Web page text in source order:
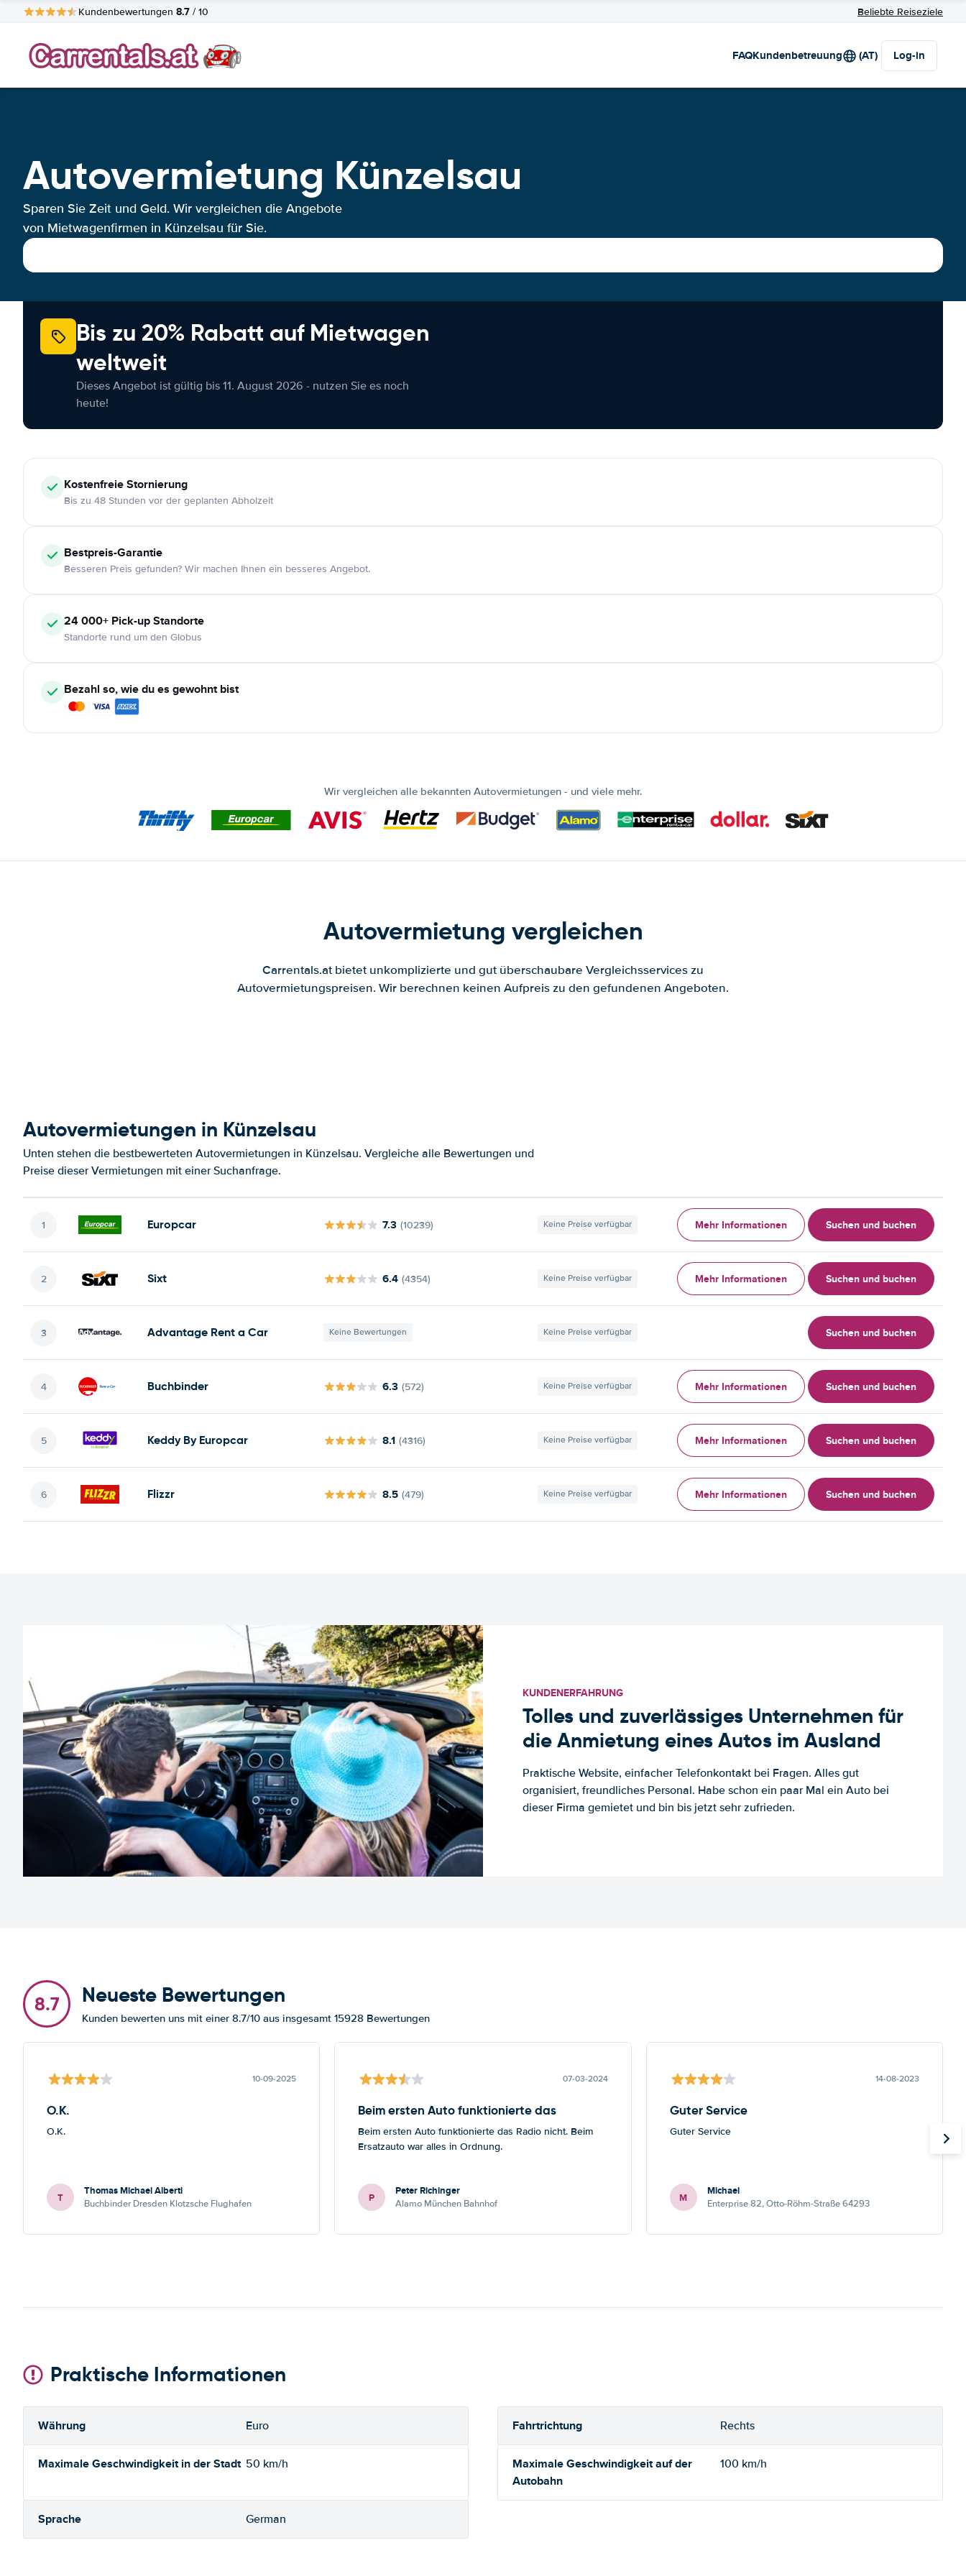
Kundenbewertungen 8.7 / 10 Beliebte Reiseziele
FAQKundenbetreuung (AT) Log-in
Autovermietung Künzelsau
Sparen Sie Zeit und Geld. Wir vergleichen die Angebote
von Mietwagenfirmen in Künzelsau für Sie.
Bis zu 20% Rabatt auf Mietwagen
weltweit
Dieses Angebot ist gültig bis 11. August 2026 - nutzen Sie es noch
heute!
KostenfreieStornierung
Bis zu 48 Stunden vor der geplanten Abholzeit
Bestpreis-Garantie
Besseren Preis gefunden? Wir machen Ihnen ein besseres Angebot.
24 000+ Pick-up Standorte
Standorte rund um den Globus
Bezahl so, wie du es gewohnt bist
Wir vergleichen alle bekannten Autovermietungen - und viele mehr.
Autovermietung vergleichen
Carrentals.at bietet unkomplizierte und gut überschaubare Vergleichsservices zu
Autovermietungspreisen. Wir berechnen keinen Aufpreis zu den gefundenen Angeboten.
Autovermietungen in Künzelsau
Unten stehen die bestbewerteten Autovermietungen in Künzelsau. Vergleiche alle Bewertungen und
Preise dieser Vermietungen mit einer Suchanfrage.
Europcar 7.3 (10239) Keine Preise verfügbar Mehr Informationen Suchen und buchen
Sixt 6.4 (4354) Keine Preise verfügbar Mehr Informationen Suchen und buchen
Advantage Rent a Car Keine Bewertungen Keine Preise verfügbar Suchen und buchen
Buchbinder 6.3 (572) Keine Preise verfügbar Mehr Informationen Suchen und buchen
Keddy By Europcar 8.1 (4316) Keine Preise verfügbar Mehr Informationen Suchen und buchen
Flizzr 8.5 (479) Keine Preise verfügbar Mehr Informationen Suchen und buchen
KUNDENERFAHRUNG
Tolles und zuverlässiges Unternehmen für
die Anmietung eines Autos im Ausland
Praktische Website, einfacher Telefonkontakt bei Fragen. Alles gut
organisiert, freundliches Personal. Habe schon ein paar Mal ein Auto bei
dieser Firma gemietet und bin bis jetzt sehr zufrieden.
8.7 Neueste Bewertungen
Kunden bewerten uns mit einer 8.7/10 aus insgesamt 15928 Bewertungen
10-09-2025
O.K.
O.K.
T Thomas Michael Alberti
Buchbinder Dresden Klotzsche Flughafen
07-03-2024
Beim ersten Auto funktionierte das
Beim ersten Auto funktionierte das Radio nicht. Beim
Ersatzauto war alles in Ordnung.
P Peter Richinger
Alamo München Bahnhof
14-08-2023
Guter Service
Guter Service
M Michael
Enterprise 82, Otto-Röhm-Straße 64293
Praktische Informationen
Währung Euro Fahrtrichtung Rechts
Maximale Geschwindigkeit in der Stadt 50 km/h
Maximale Geschwindigkeit auf der
Autobahn
100 km/h
Sprache German